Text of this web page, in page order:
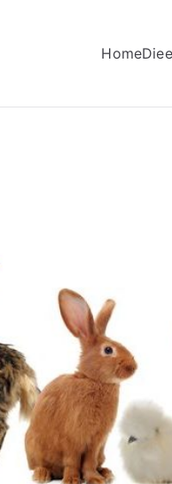
Home